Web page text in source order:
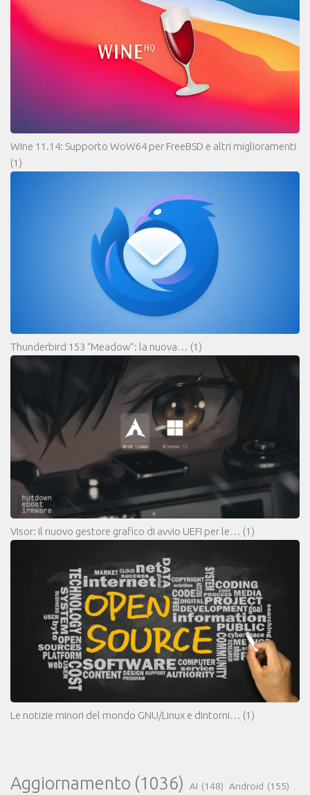
Wine 11.14: Supporto WoW64 per FreeBSD e altri miglioramenti
(1)
Thunderbird 153 “Meadow”: la nuova… (1)
Visor: il nuovo gestore grafico di avvio UEFI per le… (1)
Le notizie minori del mondo GNU/Linux e dintorni… (1)
Aggiornamento (1036) AI (148) Android (155)